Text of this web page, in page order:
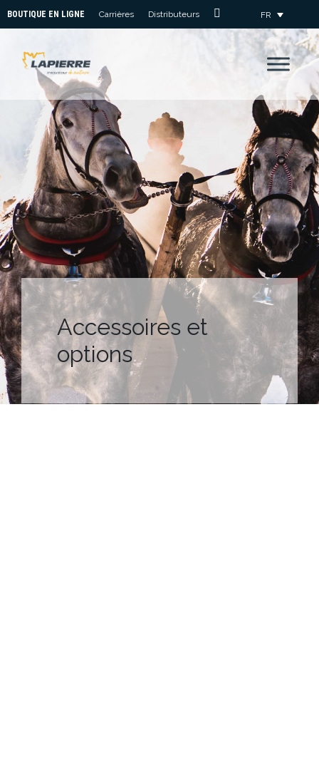
BOUTIQUE EN LIGNE Carrières
Distributeurs
Nous
FR
Accessoires et
options